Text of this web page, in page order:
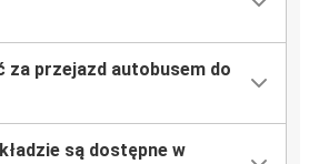
za przejazd autobusem do
są dostępne w